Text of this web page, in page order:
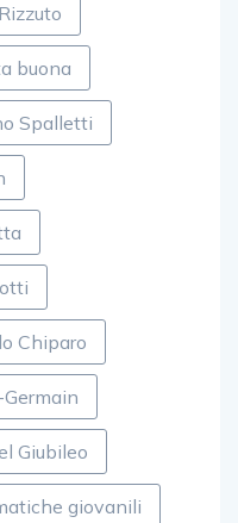
buona
Spalletti
Chiparo
Giubileo
giovanili